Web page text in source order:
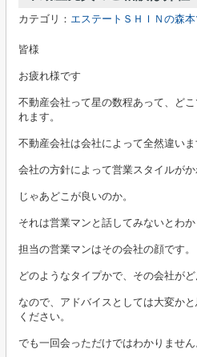
カテゴリ： エステートＳＨＩＮの森本
皆様
お疲れ様です
不動産会社って星の数程あって、ど
れます。
不動産会社は会社によって全然違いま
会社の方針によって営業スタイルがか
じゃあどこが良いのか。
それは営業マンと話してみないとわ
担当の営業マンはその会社の顔です。
どのようなタイプかで、その会社が
なので、アドバイスとしては大変か
ください。
でも一回会っただけではわかりません